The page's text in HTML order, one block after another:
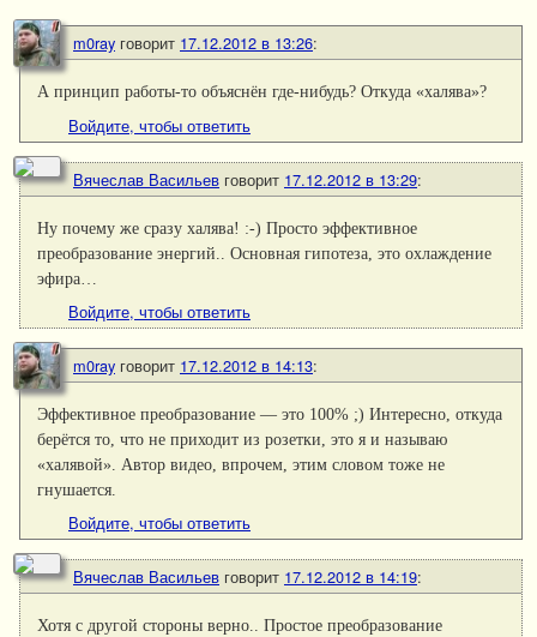
m0ray говорит 17.12.2012 в 13:26:
А принцип работы-то объяснён где-нибудь? Откуда «халява»?
Войдите, чтобы ответить
Вячеслав Васильев говорит 17.12.2012 в 13:29:
Ну почему же сразу халява! :-) Просто эффективное
преобразование энергий.. Основная гипотеза, это охлаждение
эфира…
Войдите, чтобы ответить
m0ray говорит 17.12.2012 в 14:13:
Эффективное преобразование — это 100% ;) Интересно, откуда
берётся то, что не приходит из розетки, это я и называю
«халявой». Автор видео, впрочем, этим словом тоже не
гнушается.
Войдите, чтобы ответить
Вячеслав Васильев говорит 17.12.2012 в 14:19:
Хотя с другой стороны верно.. Простое преобразование